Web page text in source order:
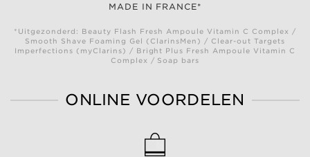
MADE IN FRANCE*
*Uitgezonderd: Beauty Flash Fresh Ampoule Vitamin C Complex /
Smooth Shave Foaming Gel (ClarinsMen) / Clear-out Targets
Imperfections (myClarins) / Bright Plus Fresh Ampoule Vitamin C
Complex / Soap bars
ONLINE VOORDELEN